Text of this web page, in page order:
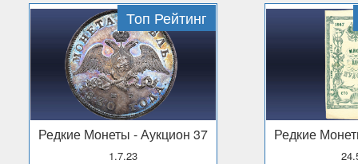
Топ Рейтинг
Редкие Монеты - Аукцион 37
1.7.23
Редкие